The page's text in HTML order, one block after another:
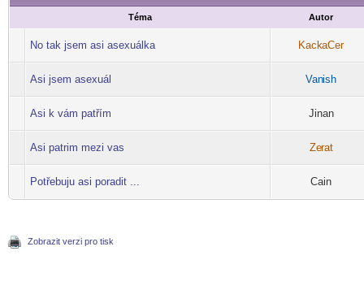
Téma Autor
No tak jsem asi asexuálka KackaCer
Asi jsem asexuál Vanish
Asi k vám patřím Jinan
Asi patrim mezi vas Zerat
Potřebuju asi poradit ... Cain
Zobrazit verzi pro tisk